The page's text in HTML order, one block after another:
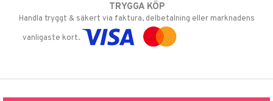
TRYGGA KÖP
Handla tryggt & säkert via faktura, delbetalning eller marknadens
vanligaste kort.